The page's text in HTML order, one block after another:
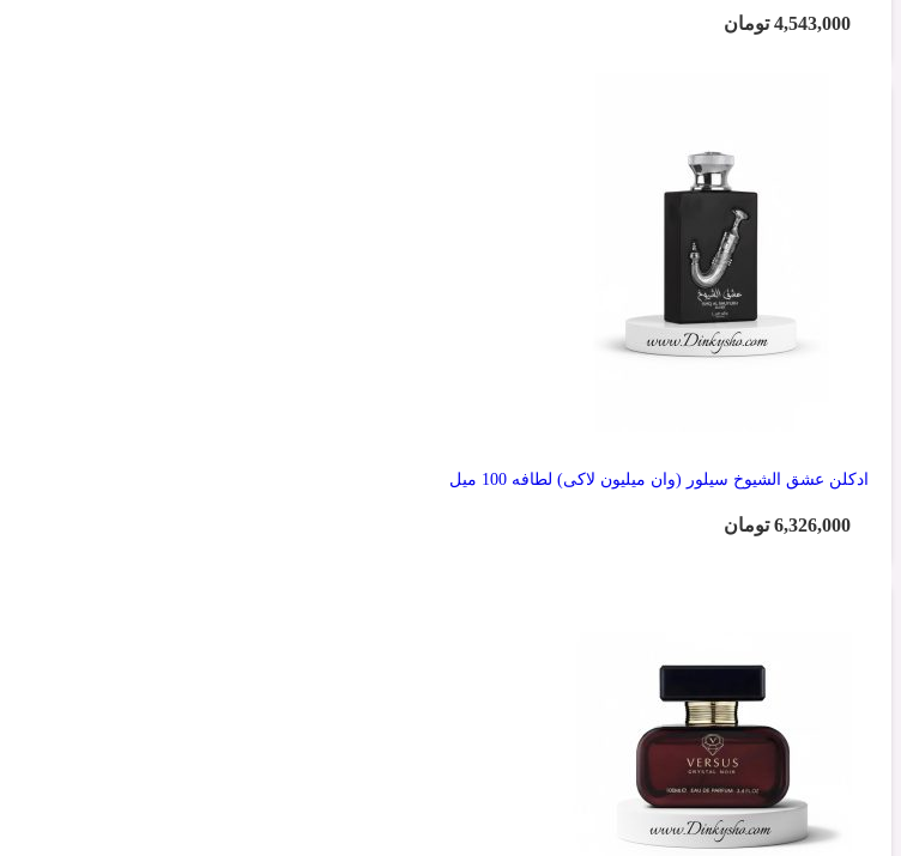
4,543,000 تومان
ادکلن عشق الشیوخ سیلور (وان میلیون لاکی) لطافه 100 میل
6,326,000 تومان